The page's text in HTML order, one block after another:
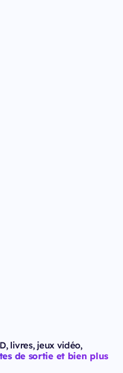
livres, jeux vidéo,
de sortie et bien plus